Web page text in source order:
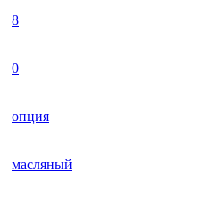
8
0
опция
масляный